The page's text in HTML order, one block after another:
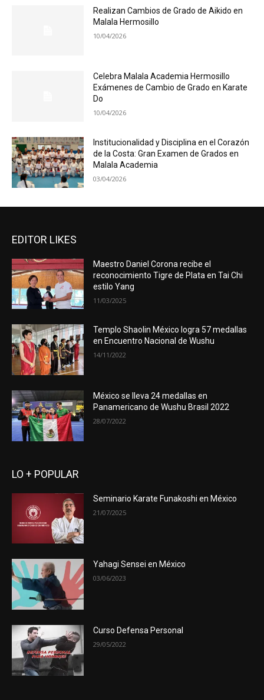
Realizan Cambios de Grado de Aikido en
Malala Hermosillo
10/04/2026
Celebra Malala Academia Hermosillo
Exámenes de Cambio de Grado en Karate
Do
10/04/2026
Institucionalidad y Disciplina en el Corazón
de la Costa: Gran Examen de Grados en
Malala Academia
03/04/2026
EDITOR LIKES
Maestro Daniel Corona recibe el
reconocimiento Tigre de Plata en Tai Chi
estilo Yang
11/03/2025
Templo Shaolin México logra 57 medallas
en Encuentro Nacional de Wushu
14/11/2022
México se lleva 24 medallas en
Panamericano de Wushu Brasil 2022
28/07/2022
LO + POPULAR
Seminario Karate Funakoshi en México
21/07/2025
Yahagi Sensei en México
03/06/2023
Curso Defensa Personal
29/05/2022